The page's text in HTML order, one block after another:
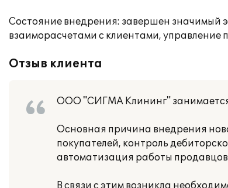
Состояние внедрения: завершен значимый
взаиморасчетами с клиентами, управление
Отзыв клиента
ООО "СИГМА Клининг" занимается
Основная причина внедрения
покупателей, контроль
автоматизация работы
В связи с этим возникла